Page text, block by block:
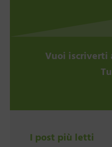
Vuoi iscriverti
I post più letti